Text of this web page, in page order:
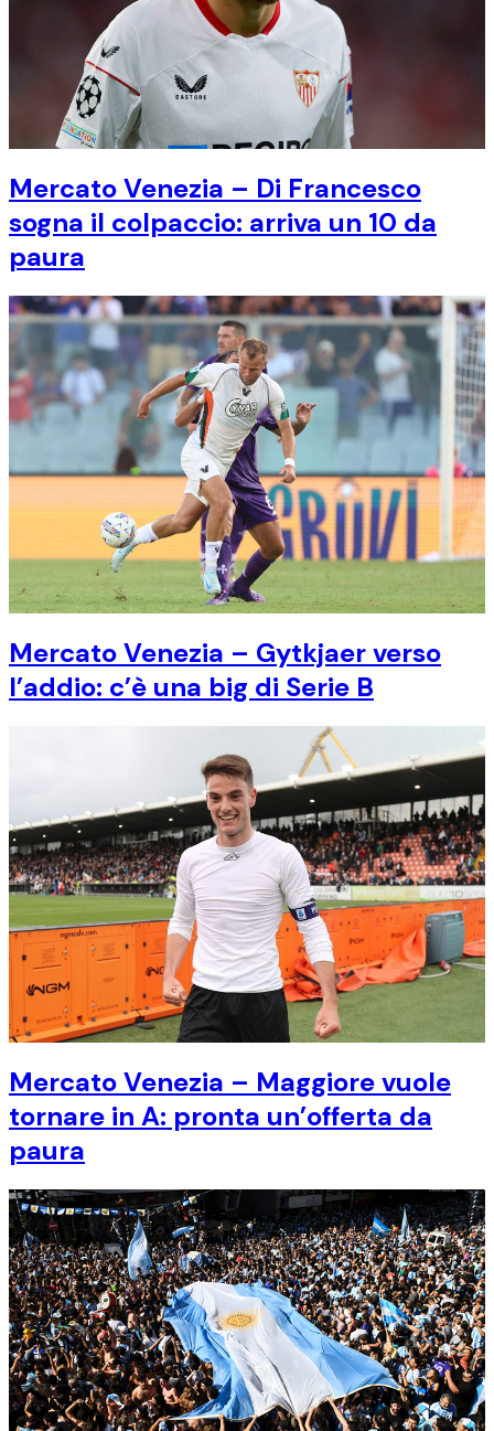
Mercato Venezia – Di Francesco
sogna il colpaccio: arriva un 10 da
paura
Mercato Venezia – Gytkjaer verso
l’addio: c’è una big di Serie B
Mercato Venezia – Maggiore vuole
tornare in A: pronta un’offerta da
paura